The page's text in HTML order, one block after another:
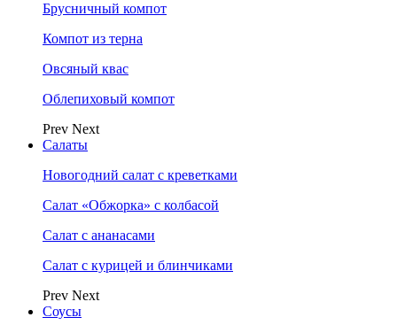
Брусничный компот
Компот из терна
Овсяный квас
Облепиховый компот
Prev Next
Салаты
Новогодний салат с креветками
Салат «Обжорка» с колбасой
Салат с ананасами
Салат с курицей и блинчиками
Prev Next
Соусы